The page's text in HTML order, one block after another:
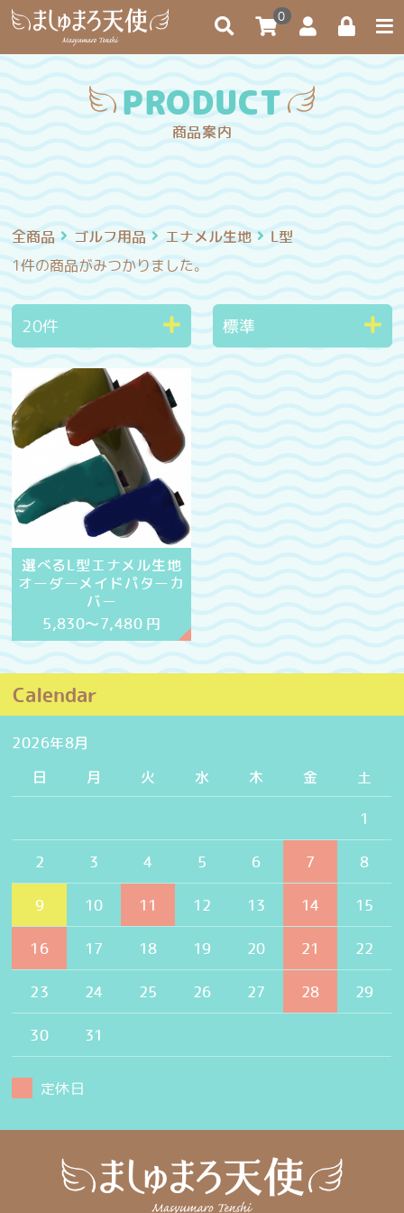
0
PRODUCT
商品案内
全商品 ゴルフ用品 エナメル生地
L型
1件の商品がみつかりました。
選べるL型エナメル生地
オーダーメイドパターカ
バー
5,830～7,480 円
Calendar
2026年8月
日
月 火 水 木 金
土
1
2 3 4 5 6 7 8
9 10 11 12 13 14 15
16 17 18 19 20 21 22
23 24 25 26 27 28 29
30 31
定休日